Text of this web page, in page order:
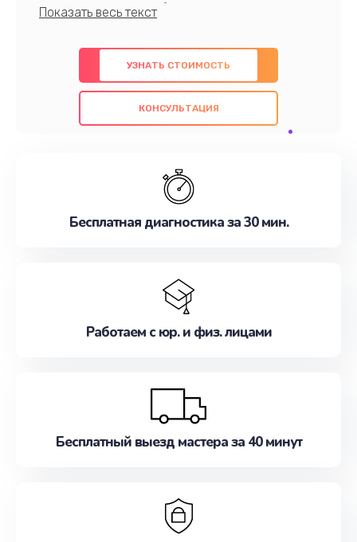
профессионалов с обширными знаниями и
предлагаем быстрый и качественный ремонт с
использованием оригинальных компонентов, а
также гарантируем качество всех
проведенных работ. Наша цель - предоставить
наилучшим образом. Не медлите записаться на
УЗНАТЬ СТОИМОСТЬ
КОНСУЛЬТАЦИЯ
Бесплатная диагностика за 30 мин.
Работаем с юр. и физ. лицами
Бесплатный выезд мастера за 40 минут